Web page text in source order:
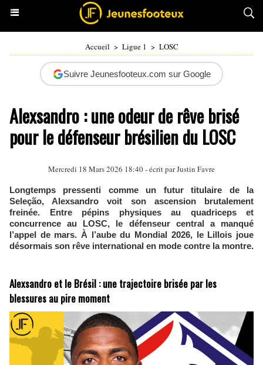
Accueil > Ligue 1 > LOSC
Suivre Jeunesfooteux.com sur Google
Alexsandro : une odeur de rêve brisé
pour le défenseur brésilien du LOSC
Mercredi 18 Mars 2026 18:40 - écrit parJustin Favre
Longtemps pressenti comme un futur titulaire de la
Seleção, Alexsandro voit son ascension brutalement
freinée. Entre pépins physiques au quadriceps et
concurrence au LOSC, le défenseur central a manqué
l’appel de mars. À l’aube du Mondial 2026, le Lillois joue
désormais son rêve international en mode contre la montre.
Alexsandro et le Brésil : une trajectoire brisée par les
blessures au pire moment